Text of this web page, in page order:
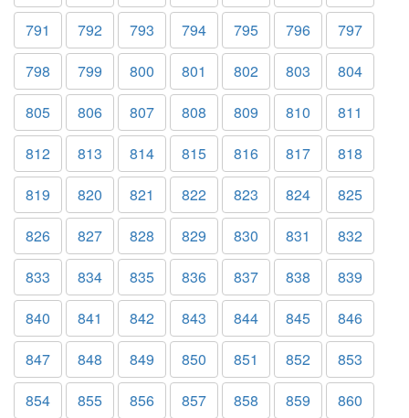
791
792 793 794 795 796
797
798
799 800 801 802 803
804
805
806 807 808 809 810
811
812
813 814 815 816 817
818
819
820 821 822 823 824
825
826
827 828 829 830 831
832
833
834 835 836 837 838
839
840
841 842 843 844 845
846
847
848 849 850 851 852
853
854
855 856 857 858 859 860